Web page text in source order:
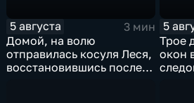
5 августа
3 мин
Домой, на волю
отправилась косуля Леся,
восстановившись после
5
Трое
окон